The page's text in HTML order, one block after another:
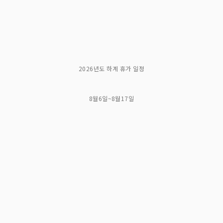
2026년도 하계 휴가 일정
8월6일~8월17일